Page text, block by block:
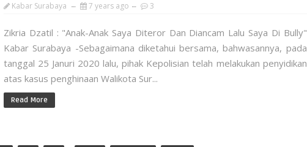
Kabar Surabaya 7 years ago 3
Zikria Dzatil : "Anak-Anak Saya Diteror Dan Diancam Lalu Saya Di Bully"
Kabar Surabaya -Sebagaimana diketahui bersama, bahwasannya, pada
tanggal 25 Januri 2020 lalu, pihak Kepolisian telah melakukan penyidikan
atas kasus penghinaan Walikota Sur...
Read More